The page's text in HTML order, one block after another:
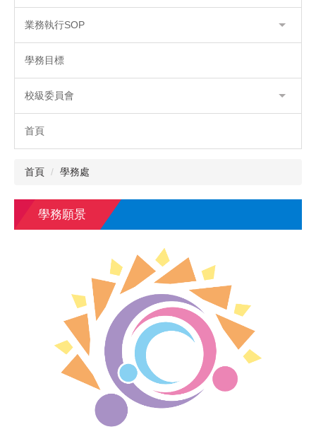
業務執行SOP
學務目標
校級委員會
首頁
首頁 學務處
學務願景